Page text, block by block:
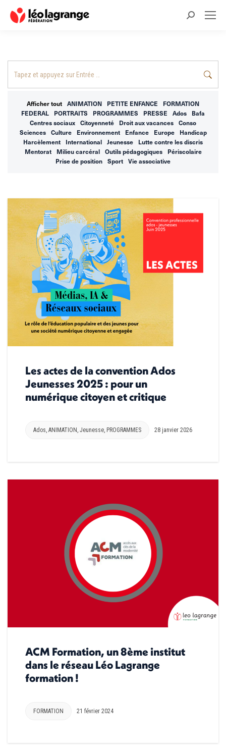
Recherche
Afficher tout ANIMATION PETITE ENFANCE
FORMATION
FEDERAL
PORTRAITS PROGRAMMES PRESSE Ados
Bafa
Centres sociaux
Citoyenneté Droit aux vacances
Conso
Sciences
Culture Environnement Enfance Europe
Handicap
Harcèlement
International Jeunesse
Lutte contre les discris
Mentorat
Milieu carcéral Outils pédagogiques
Périscolaire
Prise de position
Sport Vie associative
Les actes de la convention Ados
Jeunesses 2025 : pour un
numérique citoyen et critique
Ados, ANIMATION, Jeunesse, PROGRAMMES 28 janvier 2026
ACM Formation, un 8ème institut
dans le réseau Léo Lagrange
formation !
FORMATION 21 février 2024